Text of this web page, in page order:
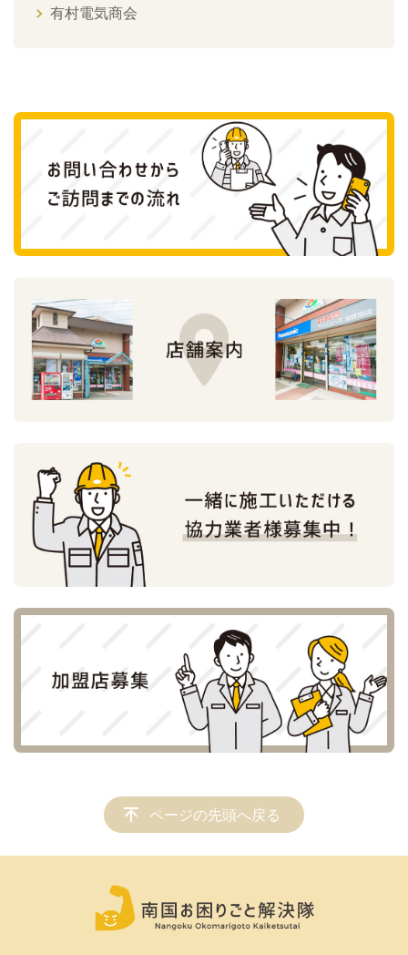
有村電気商会
ページの先頭へ戻る